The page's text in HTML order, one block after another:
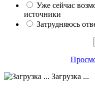
Уже сейчас
источники
Затрудняюсь
Загрузка ...